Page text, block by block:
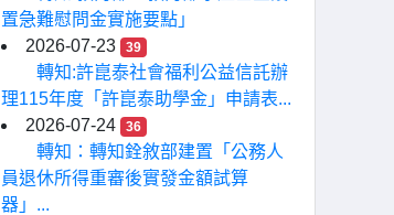
置急難慰問金實施要點」
2026-07-23
39
轉知:許崑泰社會福利公益信託辦
理115年度「許崑泰助學金」申請表...
2026-07-24
36
轉知：轉知銓敘部建置「公務人
員退休所得重審後實發金額試算
器」...